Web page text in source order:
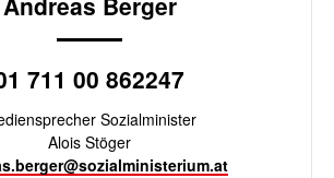
711 00 862247
Sozialminister
Alois Stöger